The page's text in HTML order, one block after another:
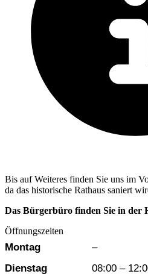
Bis auf Weiteres finden Sie uns im
da das historische Rathaus saniert
Das Bürgerbüro finden Sie in der
Öffnungszeiten
Wochentag Vormittag
Montag –
Dienstag
08:00 –